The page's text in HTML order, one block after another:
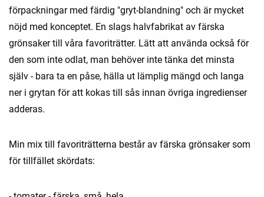
förpackningar med färdig "gryt-blandning" och är mycket
nöjd med konceptet. En slags halvfabrikat av färska
grönsaker till våra favoriträtter. Lätt att använda också för
den som inte odlat, man behöver inte tänka det minsta
själv - bara ta en påse, hälla ut lämplig mängd och langa
ner i grytan för att kokas till sås innan övriga ingredienser
adderas.
Min mix till favoriträtterna består av färska grönsaker som
för tillfället skördats: